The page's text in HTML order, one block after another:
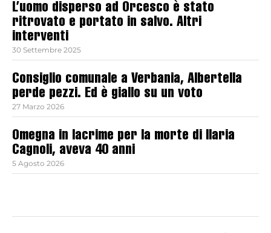
L’uomo disperso ad Orcesco è stato
ritrovato e portato in salvo. Altri
interventi
30 Settembre 2025
Consiglio comunale a Verbania, Albertella
perde pezzi. Ed è giallo su un voto
27 Marzo 2026
Omegna in lacrime per la morte di Ilaria
Cagnoli, aveva 40 anni
5 Agosto 2026